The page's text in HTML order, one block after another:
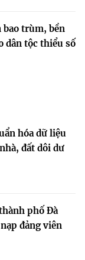
trùm, bền
dân tộc thiểu số
hóa dữ liệu
đất dôi dư
phố Đà
đảng viên